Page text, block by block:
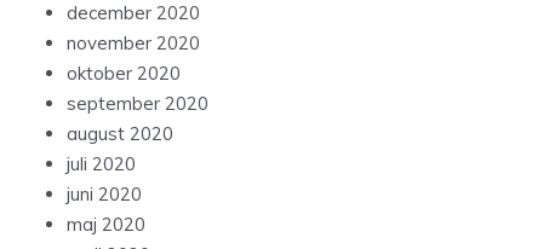
december 2020
november 2020
oktober 2020
september 2020
august 2020
juli 2020
juni 2020
maj 2020